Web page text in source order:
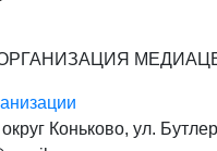
Коньково, ул.